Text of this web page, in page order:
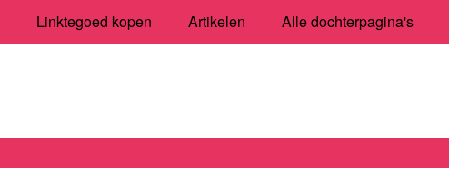
Linktegoed kopen Artikelen Alle dochterpagina's